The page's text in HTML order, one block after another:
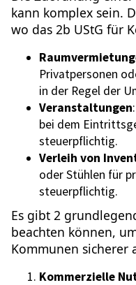
kann komplex sein.
wo das 2b UStG für
Privatpersonen
in der Regel der
Veranstaltungen
bei dem
steuerpflichtig.
Verleih von
oder Stühlen für
steuerpflichtig.
Es gibt 2
beachten können,
Kommunen sicherer
Kommerzielle